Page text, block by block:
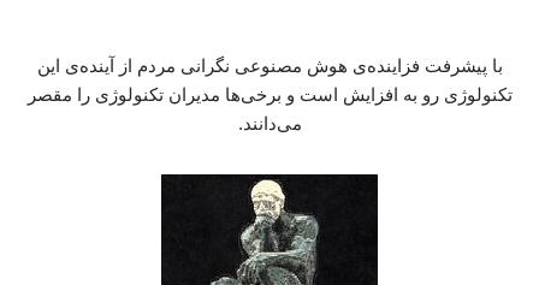
با پیشرفت فزاینده‌ی هوش مصنوعی نگرانی مردم از آینده‌ی این
تکنولوژی رو به افزایش است و برخی‌ها مدیران تکنولوژی را مقصر
می‌دانند.